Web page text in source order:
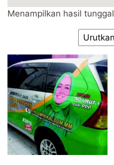
Menampilkan hasil tunggal